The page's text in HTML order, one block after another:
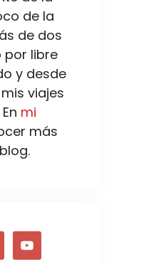
de la
de dos
por libre
y desde
viajes
mi
más